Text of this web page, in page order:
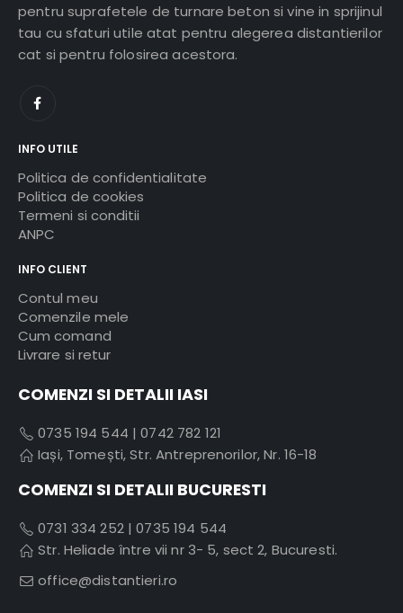
pentru suprafetele de turnare beton si vine in sprijinul
tau cu sfaturi utile atat pentru alegerea distantierilor
cat si pentru folosirea acestora.
INFO UTILE
Politica de confidentialitate
Politica de cookies
Termeni si conditii
ANPC
INFO CLIENT
Contul meu
Comenzile mele
Cum comand
Livrare si retur
COMENZI SI DETALII IASI
0735 194 544 |0742 782 121
Iași, Tomești, Str. Antreprenorilor, Nr. 16-18
COMENZI SI DETALII BUCURESTI
0731 334 252|0735 194 544
Str. Heliade între vii nr 3- 5, sect 2, Bucuresti.
office@distantieri.ro